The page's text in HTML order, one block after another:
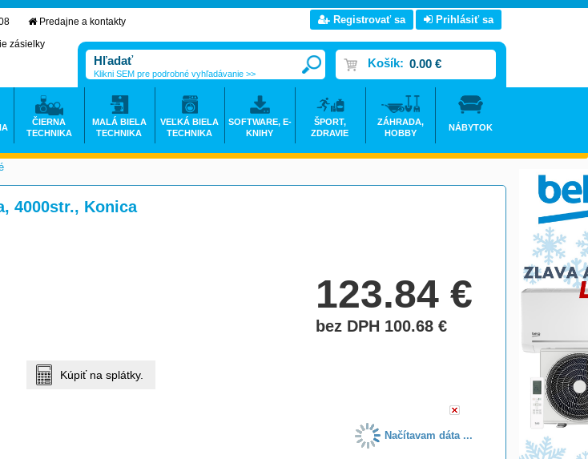
4000str., Konica
123.84€
bez DPH 100.68€
Kúpiť na splátky.
Načítavam dáta ...
Predajne a kontakty
zásielky
Registrovať sa Prihlásiť sa
Košík: 0.00 €
Klikni SEM pre podrobné vyhľadávanie >>
ČIERNA
TECHNIKA
MALÁ BIELA
TECHNIKA
VEĽKÁ BIELA
TECHNIKA
SOFTWARE, E-
KNIHY
ŠPORT,
ZDRAVIE
ZÁHRADA,
HOBBY
NÁBYTOK